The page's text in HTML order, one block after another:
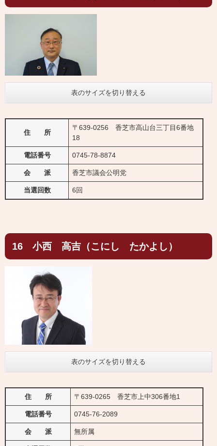
表のサイズを切り替える
住 所
〒639-0256 香芝市高山台三丁目6番地
18
電話番号 0745-78-8874
会 派 香芝市議会公明党
当選回数 6回
16 小西 高吉（こにし たかよし）
表のサイズを切り替える
住 所 〒639-0265 香芝市上中306番地1
電話番号 0745-76-2089
会 派 無所属